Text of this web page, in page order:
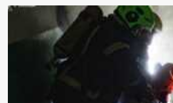
фестиваль
Бучі:
майстер-